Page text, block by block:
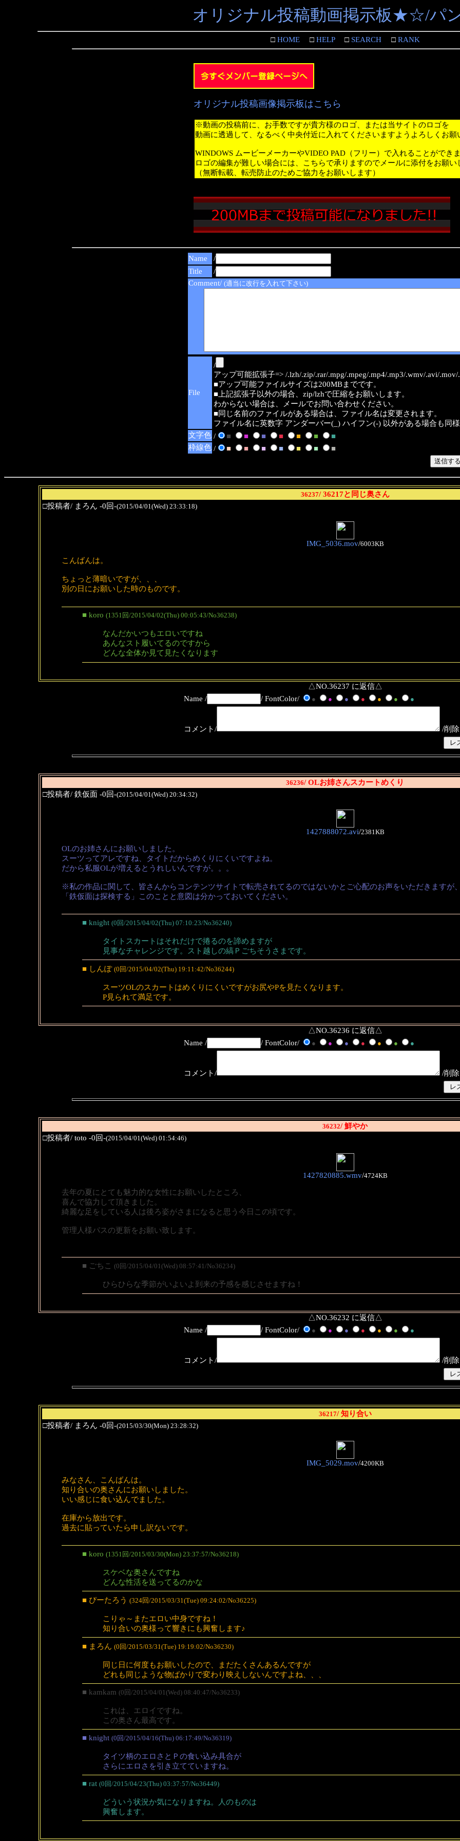
オリジナル投稿動画掲示板★☆/パ
□HOME□HELP□SEARCH□RANK
オリジナル投稿画像掲示板はこちら
※動画の投稿前に、お手数ですが貴方様のロゴ、または当サイトのロゴを
動画に透過して、なるべく中央付近に入れてくださいますようよろしくお願
WINDOWS ムービーメーカーやVIDEO PAD（フリー）で入れることができ
ロゴの編集が難しい場合には、こちらで承りますのでメールに添付をお願い
（無断転載、転売防止のためご協力をお願いします）
Name
/
Title
/
Comment/ (適当に改行を入れて下さい)
File
/
アップ可能拡張子=> /.lzh/.zip/.rar/.mpg/.mpeg/.mp4/.mp3/.wmv/.avi/.mov/
■アップ可能ファイルサイズは200MBまでです。
■上記拡張子以外の場合、zip/lzhで圧縮をお願いします。
わからない場合は、メールでお問い合わせください。
■同じ名前のファイルがある場合は、ファイル名は変更されます。
ファイル名に英数字 アンダーバー(_) ハイフン(-) 以外がある場合も同
文字色 / ■ ■ ■ ■ ■ ■
■
枠線色 / ■ ■ ■ ■ ■ ■ ■
36237/ 36217と同じ奥さん
□投稿者/ まろん -0回-(2015/04/01(Wed) 23:33:18)
IMG_5036.mov/6003KB
こんばんは。
ちょっと薄暗いですが、、、
別の日にお願いした時のものです。
■ koro (1351回/2015/04/02(Thu) 00:05:43/No36238)
なんだかいつもエロいですね
あんなスト履いてるのですから
どんな全体か見て見たくなります
△NO.36237 に返信△
Name /
/ FontColor/ ● ● ● ● ● ● ●
コメント/ /削
36236/ OLお姉さんスカートめくり
□投稿者/ 鉄仮面 -0回-(2015/04/01(Wed) 20:34:32)
1427888072.avi/2381KB
OLのお姉さんにお願いしました。
スーツってアレですね、タイトだからめくりにくいですよね。
だから私服OLが増えるとうれしいんですが。。。
※私の作品に関して、皆さんからコンテンツサイトで転売されてるのではないかとご心配のお声をいただきますが
「鉄仮面は探検する」このことと意図は分かっておいてください。
■ knight (0回/2015/04/02(Thu) 07:10:23/No36240)
タイトスカートはそれだけで捲るのを諦めますが
見事なチャレンジです。スト越しの縞Ｐごちそうさまです。
■ しんぽ (0回/2015/04/02(Thu) 19:11:42/No36244)
スーツOLのスカートはめくりにくいですがお尻やPを見たくなります。
P見られて満足です。
△NO.36236 に返信△
Name /
/ FontColor/ ● ● ● ● ● ● ●
コメント/ /削
36232/ 鮮やか
□投稿者/ toto -0回-(2015/04/01(Wed) 01:54:46)
1427820885.wmv/4724KB
去年の夏にとても魅力的な女性にお願いしたところ、
喜んで協力して頂きました。
綺麗な足をしている人は後ろ姿がさまになると思う今日この頃です。
管理人様パスの更新をお願い致します。
■ ごちこ (0回/2015/04/01(Wed) 08:57:41/No36234)
ひらひらな季節がいよいよ到来の予感を感じさせますね！
△NO.36232 に返信△
Name /
/ FontColor/ ● ● ● ● ● ● ●
コメント/ /削
36217/ 知り合い
□投稿者/ まろん -0回-(2015/03/30(Mon) 23:28:32)
IMG_5029.mov/4200KB
みなさん、こんばんは。
知り合いの奥さんにお願いしました。
いい感じに食い込んでました。
在庫から放出です。
過去に貼っていたら申し訳ないです。
■ koro (1351回/2015/03/30(Mon) 23:37:57/No36218)
スケベな奥さんですね
どんな性活を送ってるのかな
■ ぴーたろう (324回/2015/03/31(Tue) 09:24:02/No36225)
こりゃ～またエロい中身ですね！
知り合いの奥様って響きにも興奮します♪
■ まろん (0回/2015/03/31(Tue) 19:19:02/No36230)
同じ日に何度もお願いしたので、まだたくさんあるんですが
どれも同じような物ばかりで変わり映えしないんですよね、、、
■ kamkam (0回/2015/04/01(Wed) 08:40:47/No36233)
これは、エロイですね。
この奥さん最高です。
■ knight (0回/2015/04/16(Thu) 06:17:49/No36319)
タイツ柄のエロさとＰの食い込み具合が
さらにエロさを引き立てていますね。
■ rat (0回/2015/04/23(Thu) 03:37:57/No36449)
どういう状況か気になりますね。人のものは
興奮します。